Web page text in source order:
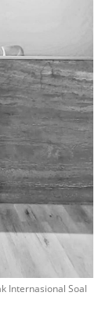
Internasional Soal